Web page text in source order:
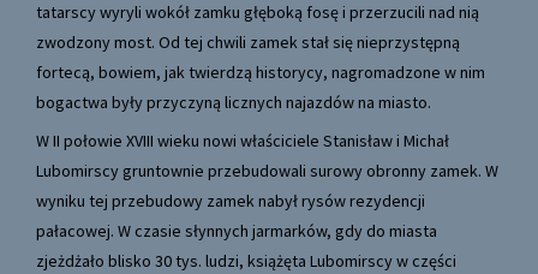
tatarscy wyryli wokół zamku głęboką fosę i przerzucili nad nią
zwodzony most. Od tej chwili zamek stał się nieprzystępną
fortecą, bowiem, jak twierdzą historycy, nagromadzone w nim
bogactwa były przyczyną licznych najazdów na miasto.
W II połowie XVIII wieku nowi właściciele Stanisław i Michał
Lubomirscy gruntownie przebudowali surowy obronny zamek. W
wyniku tej przebudowy zamek nabył rysów rezydencji
pałacowej. W czasie słynnych jarmarków, gdy do miasta
zjeżdżało blisko 30 tys. ludzi, książęta Lubomirscy w części